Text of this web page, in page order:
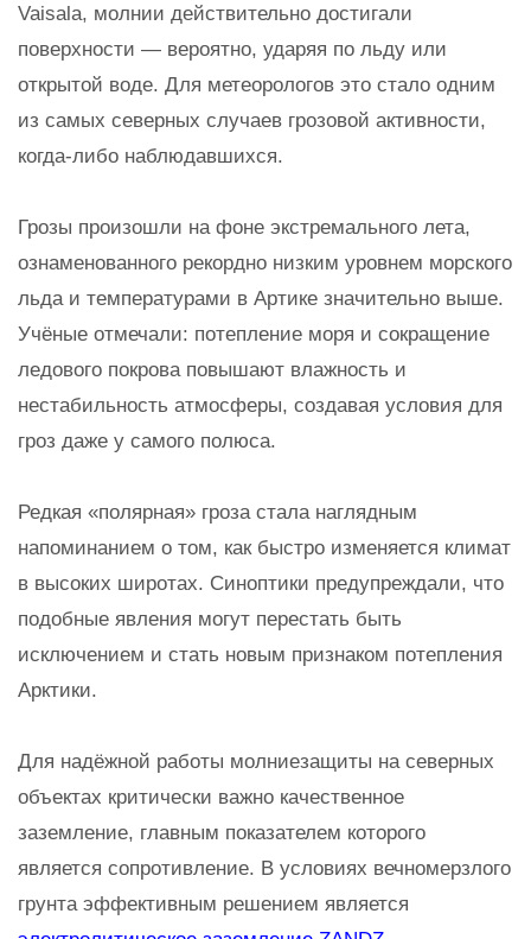
Vaisala, молнии действительно достигали
поверхности — вероятно, ударяя по льду или
открытой воде. Для метеорологов это стало одним
из самых северных случаев грозовой активности,
когда-либо наблюдавшихся.
Грозы произошли на фоне экстремального лета,
ознаменованного рекордно низким уровнем морского
льда и температурами в Артике значительно выше.
Учёные отмечали: потепление моря и сокращение
ледового покрова повышают влажность и
нестабильность атмосферы, создавая условия для
гроз даже у самого полюса.
Редкая «полярная» гроза стала наглядным
напоминанием о том, как быстро изменяется климат
в высоких широтах. Синоптики предупреждали, что
подобные явления могут перестать быть
исключением и стать новым признаком потепления
Арктики.
Для надёжной работы молниезащиты на северных
объектах критически важно качественное
заземление, главным показателем которого
является сопротивление. В условиях вечномерзлого
грунта эффективным решением является